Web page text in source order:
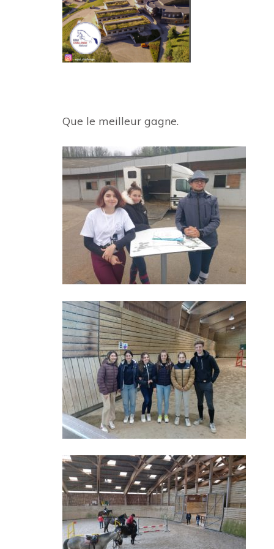
Que le meilleur gagne.